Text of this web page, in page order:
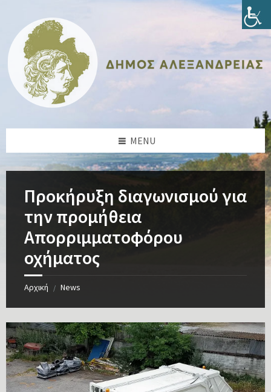
content
sidebar
sidebar
footer
MENU
Προκήρυξη διαγωνισμού για
την προμήθεια
Απορριμματοφόρου
οχήματος
Αρχική / News